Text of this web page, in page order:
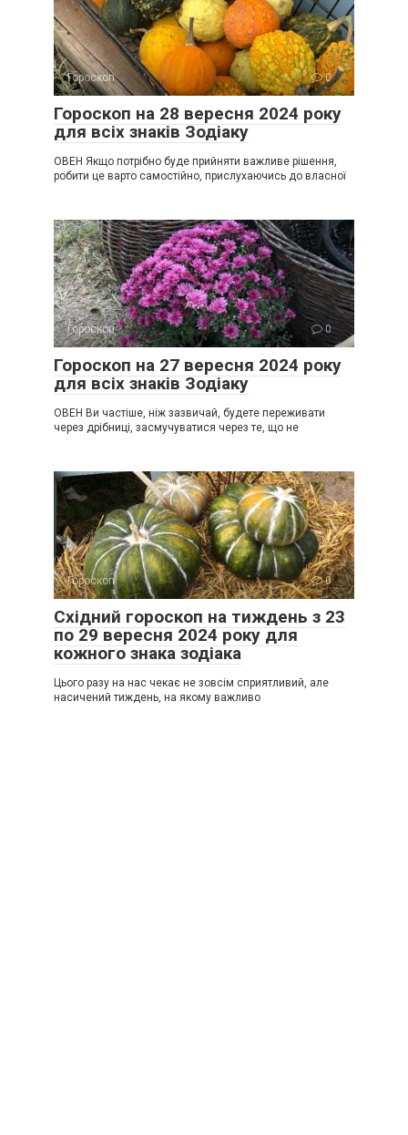
Гороскоп 0
Гороскоп на 28 вересня 2024 року
для всіх знаків Зодіаку
ОВЕН Якщо потрібно буде прийняти важливе рішення,
робити це варто самостійно, прислухаючись до власної
Гороскоп 0
Гороскоп на 27 вересня 2024 року
для всіх знаків Зодіаку
ОВЕН Ви частіше, ніж зазвичай, будете переживати
через дрібниці, засмучуватися через те, що не
Гороскоп 0
Східний гороскоп на тиждень з 23
по 29 вересня 2024 року для
кожного знака зодіака
Цього разу на нас чекає не зовсім сприятливий, але
насичений тиждень, на якому важливо